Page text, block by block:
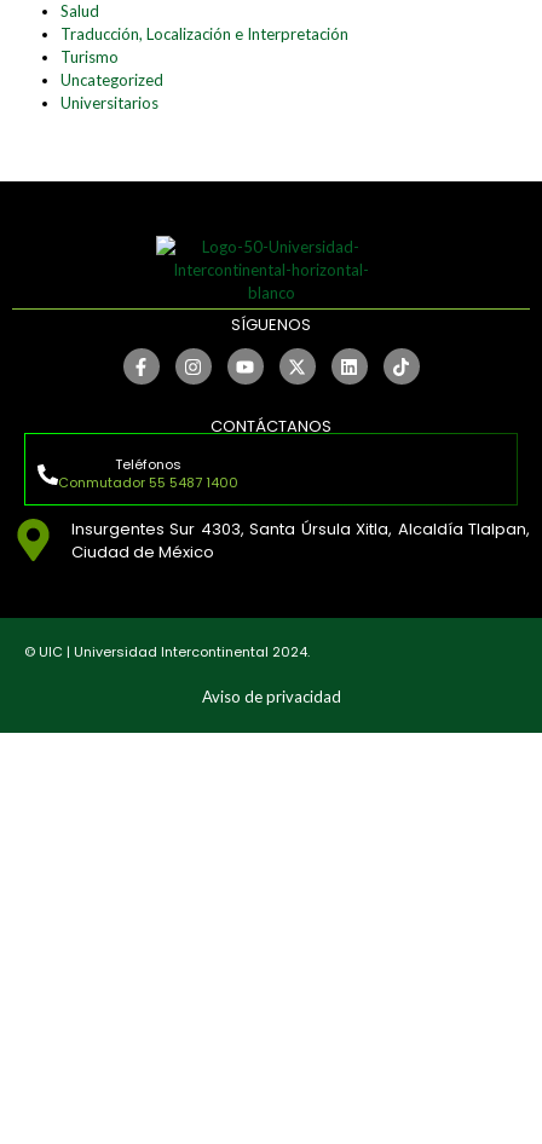
Salud
Traducción, Localización e Interpretación
Turismo
Uncategorized
Universitarios
SÍGUENOS
CONTÁCTANOS
Teléfonos
Conmutador 55 5487 1400
Insurgentes Sur 4303, Santa Úrsula Xitla, Alcaldía Tlalpan,
Ciudad de México
© UIC | Universidad Intercontinental 2024.
Aviso de privacidad